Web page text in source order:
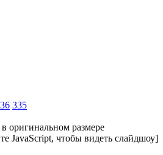
335
JavaScript, чтобы видеть слайдшоу]